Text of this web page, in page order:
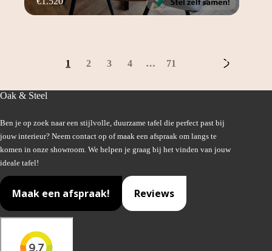
1 2 3 4 … 71
Oak & Steel
Ben je op zoek naar een stijlvolle, duurzame tafel die perfect past bij
jouw interieur? Neem contact op of maak een afspraak om langs te
komen in onze showroom. We helpen je graag bij het vinden van jouw
ideale tafel!
Maak een afspraak! Reviews